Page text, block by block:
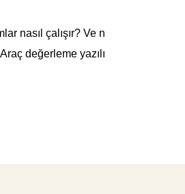
nasıl çalışır? Ve n
değerleme yazılı